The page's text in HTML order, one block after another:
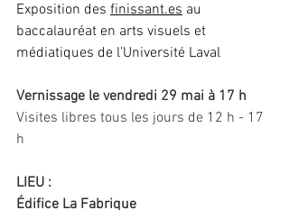
Exposition des finissant.es au
baccalauréat en arts visuels et
médiatiques de l’Université Laval
Vernissage le vendredi 29 mai à 17 h
Visites libres tous les jours de 12 h - 17
h
LIEU :
Édifice La Fabrique